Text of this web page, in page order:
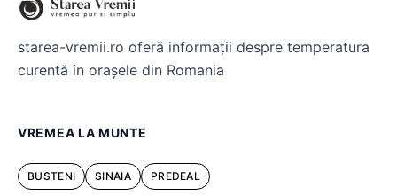
starea-vremii.ro oferă informații despre temperatura
curentă în orașele din Romania
VREMEA LA MUNTE
BUSTENI SINAIA PREDEAL